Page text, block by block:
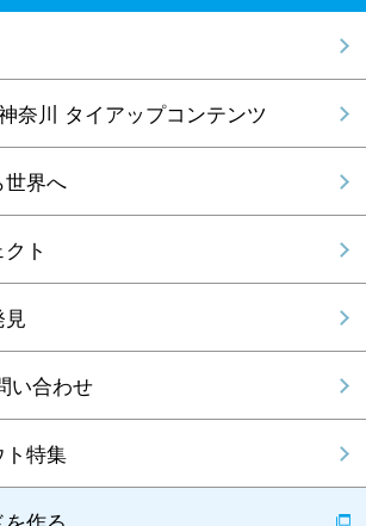
奈川 タイアップコンテンツ
界へ
ト
い合わせ
特集